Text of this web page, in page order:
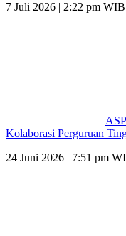
7 Juli 2026 | 2:22 pm WIB
Kolaborasi Perguruan
24 Juni 2026 | 7:51 pm